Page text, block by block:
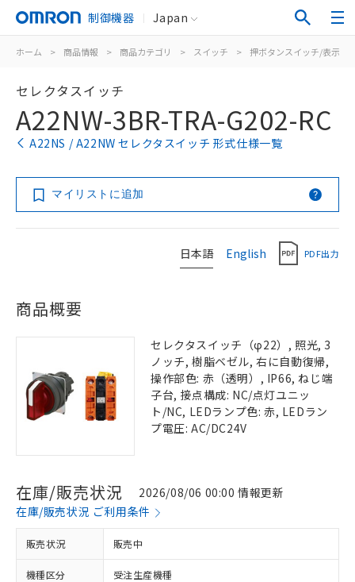
制御機器 Japan
ホーム > 商品情報 > 商品カテゴリ > スイッチ > 押ボタンスイッチ/表示灯
セレクタスイッチ
A22NW-3BR-TRA-G202-RC
A22NS / A22NW セレクタスイッチ 形式仕様一覧
マイリストに追加
日本語 English PDF出力
商品概要
セレクタスイッチ（φ22）, 照光, 3
ノッチ, 樹脂ベゼル, 右に自動復帰,
操作部色: 赤（透明）, IP66, ねじ端
子台, 接点構成: NC/点灯ユニッ
ト/NC, LEDランプ色: 赤, LEDラン
プ電圧: AC/DC24V
在庫/販売状況
2026/08/06 00:00 情報更新
在庫/販売状況 ご利用条件
販売状況 販売中
機種区分 受注生産機種